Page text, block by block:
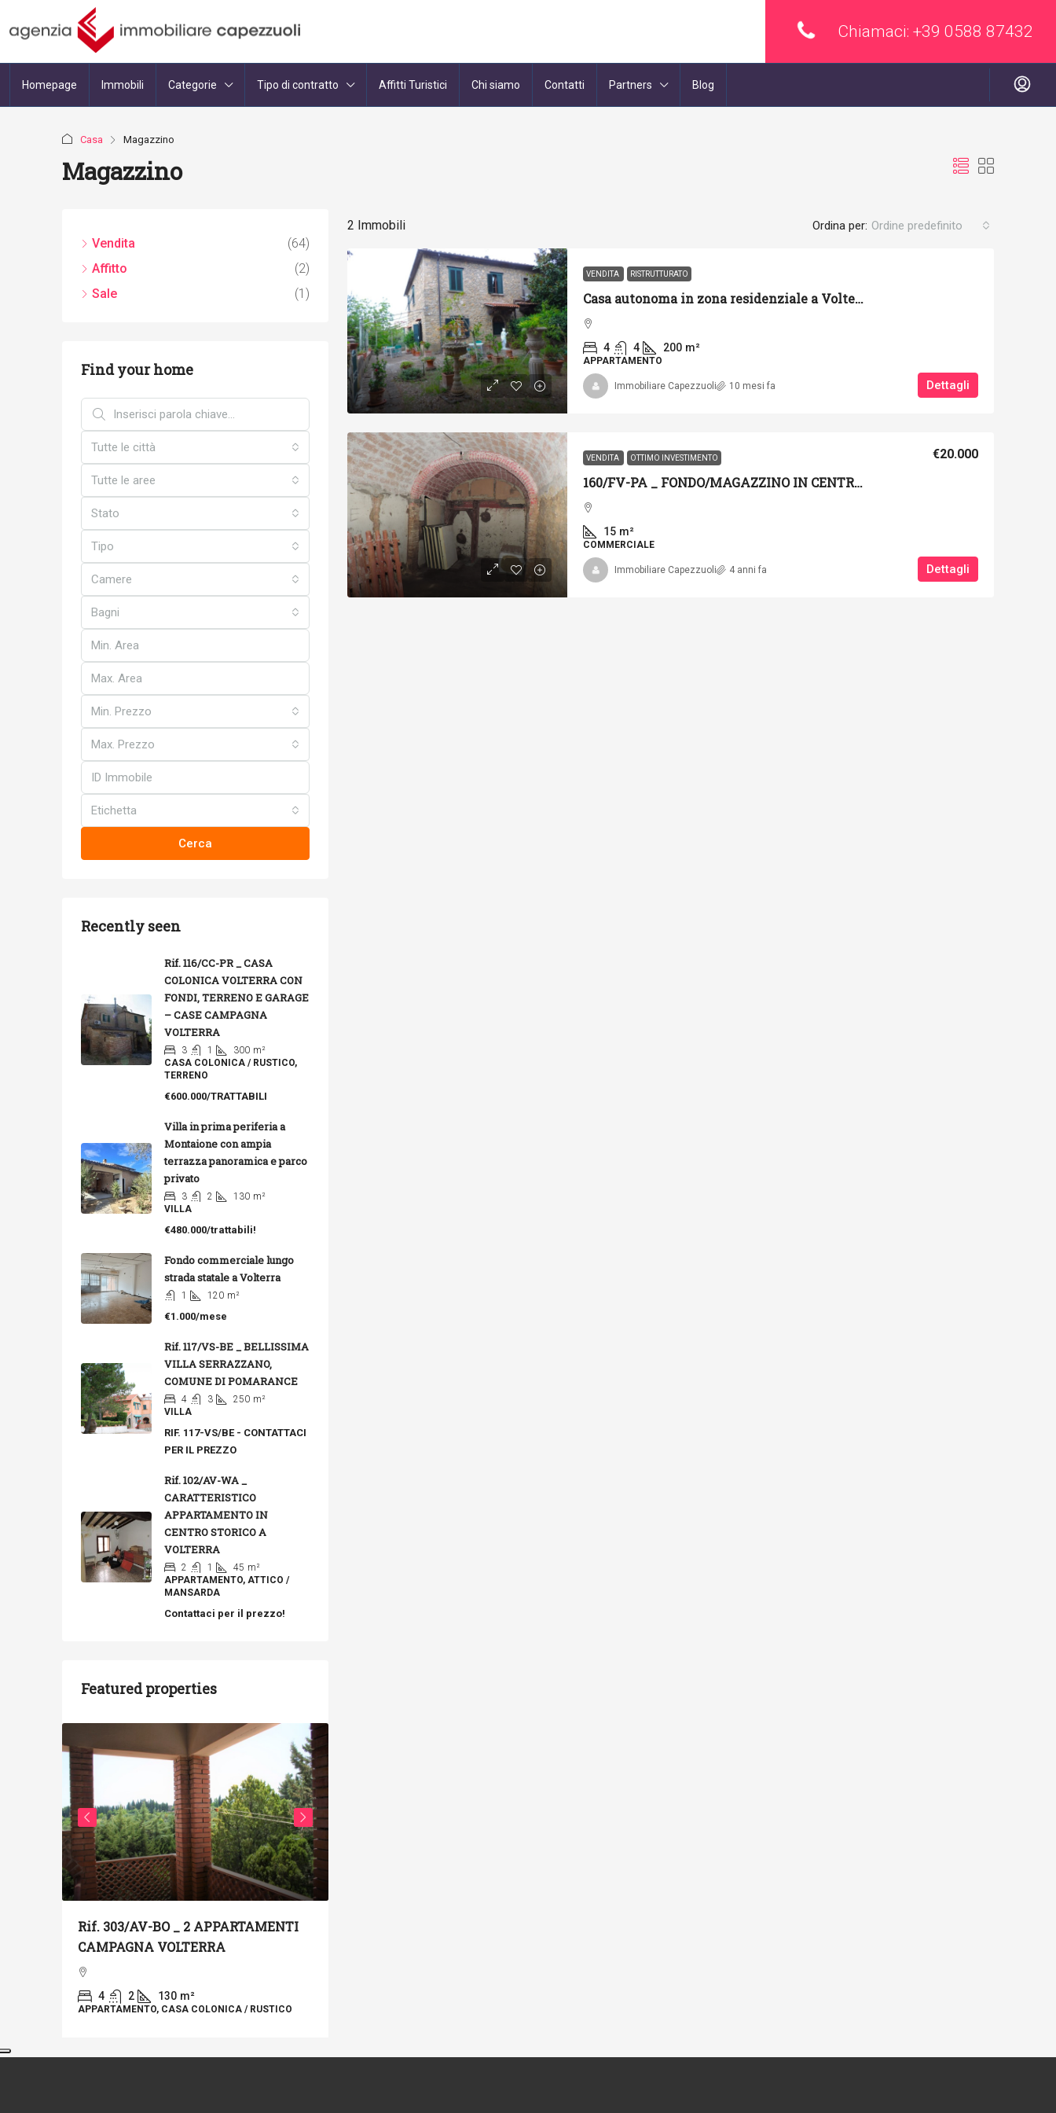
Chiamaci: +39 0588 87432
Homepage Immobili Categorie Tipo di contratto Affitti Turistici Chi siamo Contatti Partners Blog
Casa Magazzino
Magazzino
2 Immobili Ordina per: Ordine predefinito
VENDITA RISTRUTTURATO
Casa autonoma in zona residenziale a Volterra con ampio giardino, garage e terrazza
4 4 200 m²
APPARTAMENTO
Dettagli
Immobiliare Capezzuoli 10 mesi fa
VENDITA OTTIMO INVESTIMENTO
160/FV-PA _ FONDO/MAGAZZINO IN CENTRO STORICO A VOLTERRA
€20.000
15 m²
COMMERCIALE
Dettagli
Immobiliare Capezzuoli 4 anni fa
Vendita
(64)
Affitto
(2)
Sale
(1)
Find your home
Tutte le città
Tutte le aree
Stato
Tipo
Camere
Bagni
Min. Prezzo
Max. Prezzo
Etichetta
Cerca
Recently seen
Rif. 116/CC-PR _ CASA
COLONICA VOLTERRA CON
FONDI, TERRENO E GARAGE
– CASE CAMPAGNA
VOLTERRA
3 1 300 m²
CASA COLONICA / RUSTICO,
TERRENO
€600.000/TRATTABILI
Villa in prima periferia a
Montaione con ampia
terrazza panoramica e parco
privato
3 2 130 m²
VILLA
€480.000/trattabili!
Fondo commerciale lungo
strada statale a Volterra
1 120 m²
€1.000/mese
Rif. 117/VS-BE _ BELLISSIMA
VILLA SERRAZZANO,
COMUNE DI POMARANCE
4 3 250 m²
VILLA
RIF. 117-VS/BE - CONTATTACI
PER IL PREZZO
Rif. 102/AV-WA _
CARATTERISTICO
APPARTAMENTO IN
CENTRO STORICO A
VOLTERRA
2 1 45 m²
APPARTAMENTO, ATTICO /
MANSARDA
Contattaci per il prezzo!
Featured properties
Rif. 303/AV-BO _ 2 APPARTAMENTI
CAMPAGNA VOLTERRA
4 2 130 m²
APPARTAMENTO, CASA COLONICA / RUSTICO